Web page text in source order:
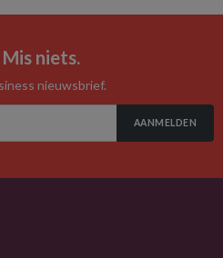
niets.
nieuwsbrief.
AANMELDEN